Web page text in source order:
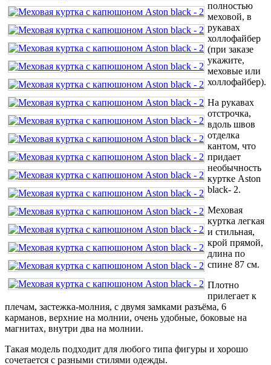
полностью
меховой, в
рукавах
холлофайбер
(при заказе
укажите,
меховые или
холлофайбер).
На рукавах
отстрочка,
вдоль швов
отделка
кантом, что
придает
необычность
куртке Aston
black- 2.
Меховая
куртка легкая
и стильная,
крой прямой,
длина по
спине 87 см.
Плотно
прилегает к
плечам, застежка-молния, с двумя замками разъёма, 6
карманов, верхние на молнии, очень удобные, боковые на
магнитах, внутри два на молнии.
Такая модель подходит для любого типа фигуры и хорошо
сочетается с разными стилями одежды.